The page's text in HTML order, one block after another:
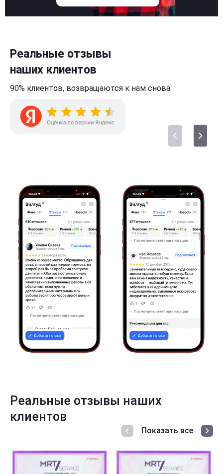
Реальные отзывы
наших клиентов
90% клиентов, возвращаются к нам снова
Реальные отзывы наших
клиентов
Показать все